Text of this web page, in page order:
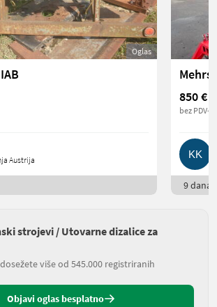
Oglas
Austrija
850 €
bez PDV-a
9 dana
strojevi / Utovarne dizalice za
više od 545.000 registriranih
Objavi oglas besplatno